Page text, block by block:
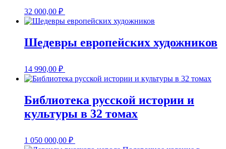
32 000,00 ₽
Шедевры европейских художников
14 990,00 ₽
Библиотека русской истории и
культуры в 32 томах
1 050 000,00 ₽